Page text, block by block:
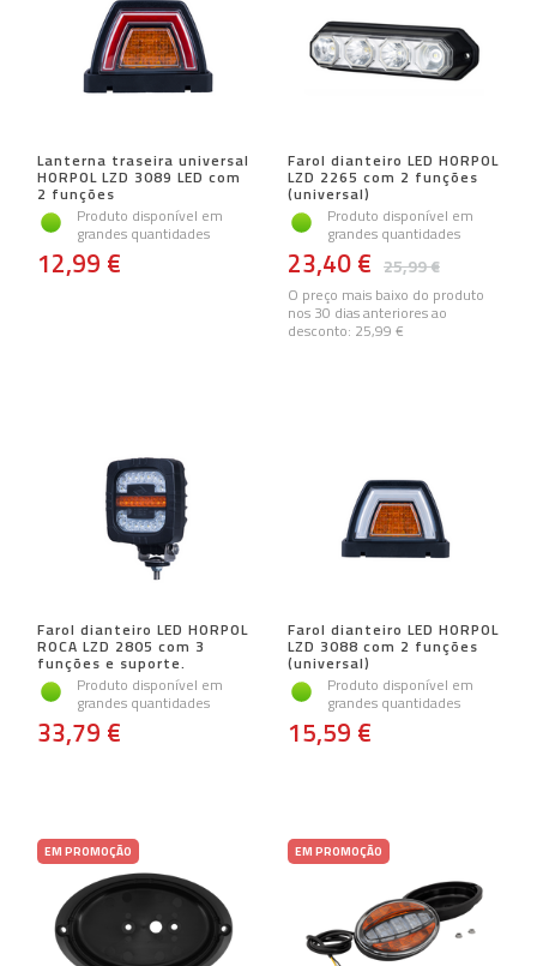
Lanterna traseira universal
HORPOL LZD 3089 LED com
2 funções
Produto disponível em
grandes quantidades
12,99 €
Farol dianteiro LED HORPOL
LZD 2265 com 2 funções
(universal)
Produto disponível em
grandes quantidades
25,99 €
23,40 €
O preço mais baixo do produto
nos 30 dias anteriores ao
desconto: 25,99 €
Farol dianteiro LED HORPOL
ROCA LZD 2805 com 3
funções e suporte.
Produto disponível em
grandes quantidades
33,79 €
Farol dianteiro LED HORPOL
LZD 3088 com 2 funções
(universal)
Produto disponível em
grandes quantidades
15,59 €
EM PROMOÇÃO EM PROMOÇÃO